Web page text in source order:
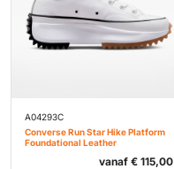
A04293C
Converse Run Star Hike Platform
Foundational Leather
vanaf € 115,00